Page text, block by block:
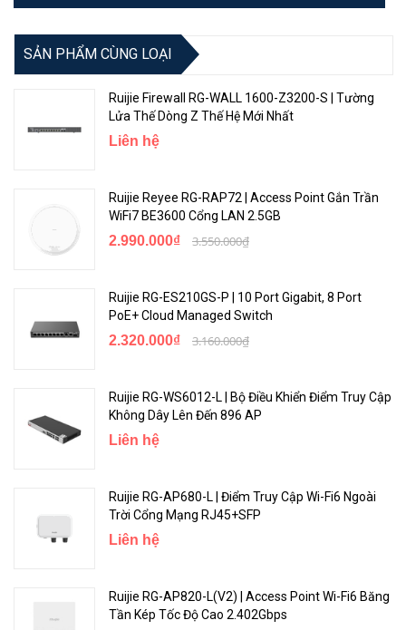
Cấu hình VPN dễ dàng
Tăng dung lượng lưu trữ để giữ nhật ký hệ thống cho mục đích
kiểm tra tính tuân thủ
Quản lý & Đám mây
làm bộ điều khiển AP/NBS)
SẢN PHẨM CÙNG LOẠI
Ruijie Firewall RG-WALL 1600-Z3200-S | Tường
Lửa Thế Dòng Z Thế Hệ Mới Nhất
Liên hệ
Ruijie Reyee RG-RAP72 | Access Point Gắn Trần
WiFi7 BE3600 Cổng LAN 2.5GB
2.990.000₫ 3.550.000₫
Ruijie RG-ES210GS-P | 10 Port Gigabit, 8 Port
PoE+ Cloud Managed Switch
2.320.000₫ 3.160.000₫
Ruijie RG-WS6012-L | Bộ Điều Khiển Điểm Truy Cập
Không Dây Lên Đến 896 AP
Liên hệ
Ruijie RG-AP680-L | Điểm Truy Cập Wi-Fi6 Ngoài
Trời Cổng Mạng RJ45+SFP
Liên hệ
Ruijie RG-AP820-L(V2) | Access Point Wi-Fi6 Băng
Tần Kép Tốc Độ Cao 2.402Gbps